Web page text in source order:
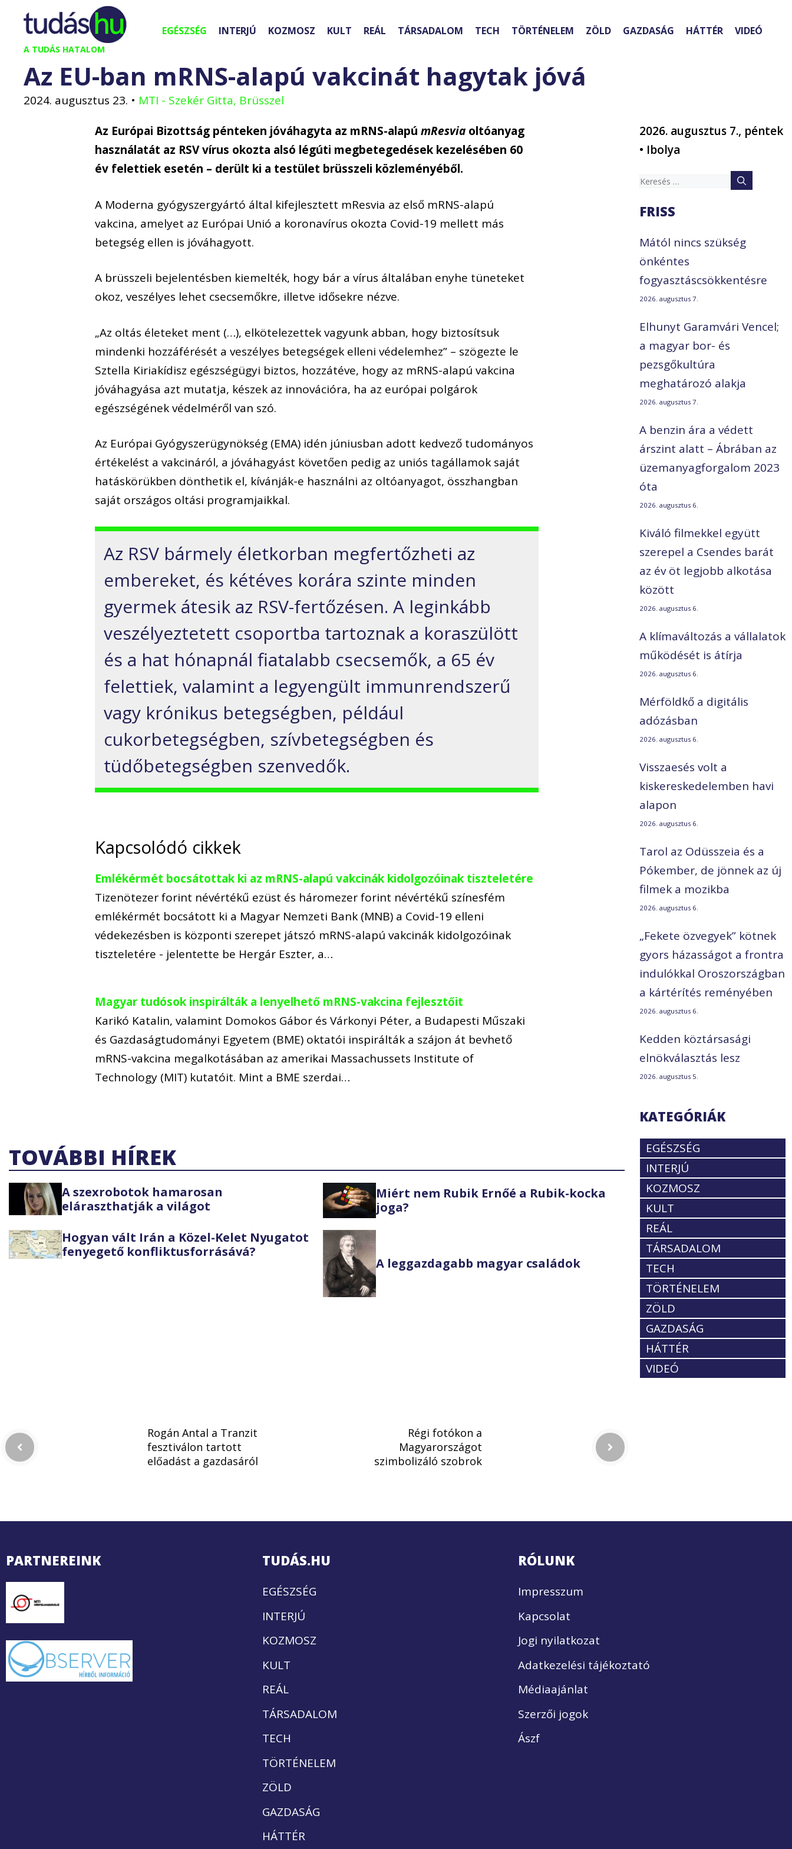
Kilépés
tartalomba
A TUDÁS HATALOM
EGÉSZSÉG INTERJÚ KOZMOSZ KULT REÁL TÁRSADALOM TECH TÖRTÉNELEM ZÖLD GAZDASÁG HÁTTÉR VIDEÓ
Az EU-ban mRNS-alapú vakcinát hagytak jóvá
2024. augusztus 23. • MTI - Szekér Gitta, Brüsszel
Az Európai Bizottság pénteken jóváhagyta az mRNS-alapúmResvia oltóanyag
használatát az RSV vírus okozta alsó légúti megbetegedések kezelésében 60
év felettiek esetén – derült ki a testület brüsszeli közleményéből.
A Moderna gyógyszergyártó által kifejlesztett mResvia az első mRNS-alapú
vakcina, amelyet az Európai Unió a koronavírus okozta Covid-19 mellett más
betegség ellen is jóváhagyott.
A brüsszeli bejelentésben kiemelték, hogy bár a vírus általában enyhe tüneteket
okoz, veszélyes lehet csecsemőkre, illetve idősekre nézve.
„Az oltás életeket ment (…), elkötelezettek vagyunk abban, hogy biztosítsuk
mindenki hozzáférését a veszélyes betegségek elleni védelemhez” – szögezte le
Sztella Kiriakídisz egészségügyi biztos, hozzátéve, hogy az mRNS-alapú vakcina
jóváhagyása azt mutatja, készek az innovációra, ha az európai polgárok
egészségének védelméről van szó.
Az Európai Gyógyszerügynökség (EMA) idén júniusban adott kedvező tudományos
értékelést a vakcináról, a jóváhagyást követően pedig az uniós tagállamok saját
hatáskörükben dönthetik el, kívánják-e használni az oltóanyagot, összhangban
saját országos oltási programjaikkal.
Az RSV bármely életkorban megfertőzheti az
embereket, és kétéves korára szinte minden
gyermek átesik az RSV-fertőzésen. A leginkább
veszélyeztetett csoportba tartoznak a koraszülött
és a hat hónapnál fiatalabb csecsemők, a 65 év
felettiek, valamint a legyengült immunrendszerű
vagy krónikus betegségben, például
cukorbetegségben, szívbetegségben és
tüdőbetegségben szenvedők.
Kapcsolódó cikkek
Emlékérmét bocsátottak ki az mRNS-alapú vakcinák kidolgozóinak tiszteletére
Tizenötezer forint névértékű ezüst és háromezer forint névértékű színesfém
emlékérmét bocsátott ki a Magyar Nemzeti Bank (MNB) a Covid-19 elleni
védekezésben is központi szerepet játszó mRNS-alapú vakcinák kidolgozóinak
tiszteletére - jelentette be Hergár Eszter, a…
Magyar tudósok inspirálták a lenyelhető mRNS-vakcina fejlesztőit
Karikó Katalin, valamint Domokos Gábor és Várkonyi Péter, a Budapesti Műszaki
és Gazdaságtudományi Egyetem (BME) oktatói inspirálták a szájon át bevhető
mRNS-vakcina megalkotásában az amerikai Massachussets Institute of
Technology (MIT) kutatóit. Mint a BME szerdai…
TOVÁBBI HÍREK
A szexrobotok hamarosan
eláraszthatják a világot
Miért nem Rubik Ernőé a Rubik-kocka
joga?
Hogyan vált Irán a Közel-Kelet Nyugatot
fenyegető konfliktusforrásává?
A leggazdagabb magyar családok
2026. augusztus 7., péntek
• Ibolya
Keresés:
FRISS
Mától nincs szükség
önkéntes
fogyasztáscsökkentésre
2026. augusztus 7.
Elhunyt Garamvári Vencel;
a magyar bor- és
pezsgőkultúra
meghatározó alakja
2026. augusztus 7.
A benzin ára a védett
árszint alatt – Ábrában az
üzemanyagforgalom 2023
óta
2026. augusztus 6.
Kiváló filmekkel együtt
szerepel a Csendes barát
az év öt legjobb alkotása
között
2026. augusztus 6.
A klímaváltozás a vállalatok
működését is átírja
2026. augusztus 6.
Mérföldkő a digitális
adózásban
2026. augusztus 6.
Visszaesés volt a
kiskereskedelemben havi
alapon
2026. augusztus 6.
Tarol az Odüsszeia és a
Pókember, de jönnek az új
filmek a mozikba
2026. augusztus 6.
„Fekete özvegyek” kötnek
gyors házasságot a frontra
indulókkal Oroszországban
a kártérítés reményében
2026. augusztus 6.
Kedden köztársasági
elnökválasztás lesz
2026. augusztus 5.
KATEGÓRIÁK
EGÉSZSÉG
INTERJÚ
KOZMOSZ
KULT
REÁL
TÁRSADALOM
TECH
TÖRTÉNELEM
ZÖLD
GAZDASÁG
HÁTTÉR
VIDEÓ
Rogán Antal a Tranzit
fesztiválon tartott
előadást a gazdasáról
Régi fotókon a
Magyarországot
szimbolizáló szobrok
PARTNEREINK TUDÁS.HU
EGÉSZSÉG
INTERJÚ
KOZMOSZ
KULT
REÁL
TÁRSADALOM
TECH
TÖRTÉNELEM
ZÖLD
GAZDASÁG
HÁTTÉR
RÓLUNK
Impresszum
Kapcsolat
Jogi nyilatkozat
Adatkezelési tájékoztató
Médiaajánlat
Szerzői jogok
Ászf